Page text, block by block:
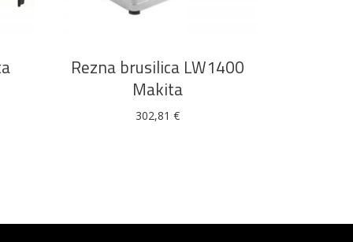
DODAJ U KOŠARICU
Rezna brusilica LW1400
Makita
302,81 €